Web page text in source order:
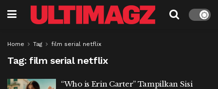
Home Tag film serial netflix
Tag: film serial netflix
“Who is Erin Carter” Tampilkan Sisi